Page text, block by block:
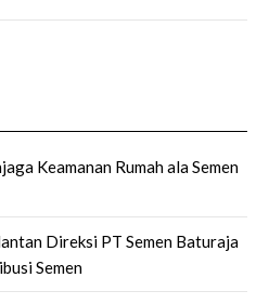
Keamanan Rumah ala Semen
Direksi PT Semen Baturaja
Semen